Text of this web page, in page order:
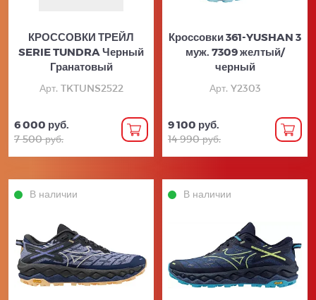
КРОССОВКИ ТРЕЙЛ
SERIE TUNDRA Черный
Гранатовый
Арт. TKTUNS2522
6 000 руб.
7 500 руб.
Кроссовки 361-YUSHAN 3
муж. 7309 желтый/
черный
Арт. Y2303
9 100 руб.
14 990 руб.
В наличии В наличии